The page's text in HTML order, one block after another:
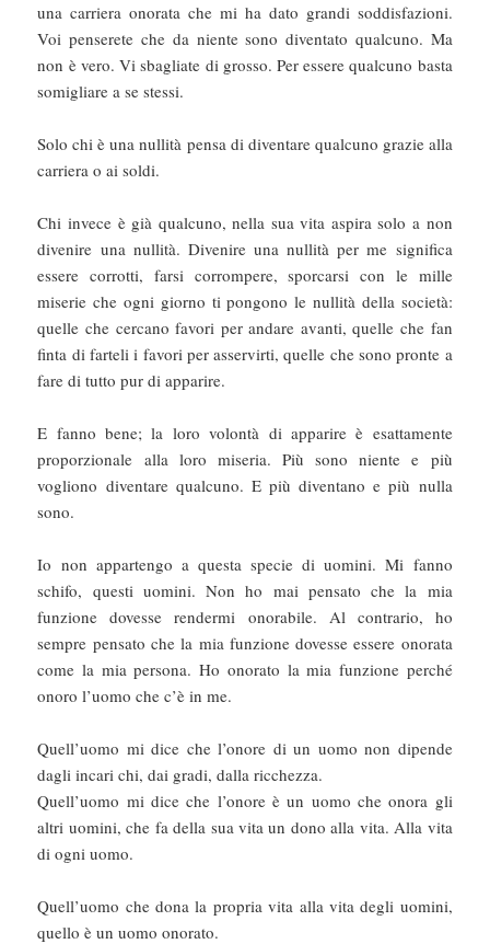
una carriera onorata che mi ha dato grandi soddisfazioni.
Voi penserete che da niente sono diventato qualcuno. Ma
non è vero. Vi sbagliate di grosso. Per essere qualcuno basta
somigliare a se stessi.
Solo chi è una nullità pensa di diventare qualcuno grazie alla
carriera o ai soldi.
Chi invece è già qualcuno, nella sua vita aspira solo a non
divenire una nullità. Divenire una nullità per me significa
essere corrotti, farsi corrompere, sporcarsi con le mille
miserie che ogni giorno ti pongono le nullità della società:
quelle che cercano favori per andare avanti, quelle che fan
finta di farteli i favori per asservirti, quelle che sono pronte a
fare di tutto pur di apparire.
E fanno bene; la loro volontà di apparire è esattamente
proporzionale alla loro miseria. Più sono niente e più
vogliono diventare qualcuno. E più diventano e più nulla
sono.
Io non appartengo a questa specie di uomini. Mi fanno
schifo, questi uomini. Non ho mai pensato che la mia
funzione dovesse rendermi onorabile. Al contrario, ho
sempre pensato che la mia funzione dovesse essere onorata
come la mia persona. Ho onorato la mia funzione perché
onoro l’uomo che c’è in me.
Quell’uomo mi dice che l’onore di un uomo non dipende
dagli incari chi, dai gradi, dalla ricchezza.
Quell’uomo mi dice che l’onore è un uomo che onora gli
altri uomini, che fa della sua vita un dono alla vita. Alla vita
di ogni uomo.
Quell’uomo che dona la propria vita alla vita degli uomini,
quello è un uomo onorato.